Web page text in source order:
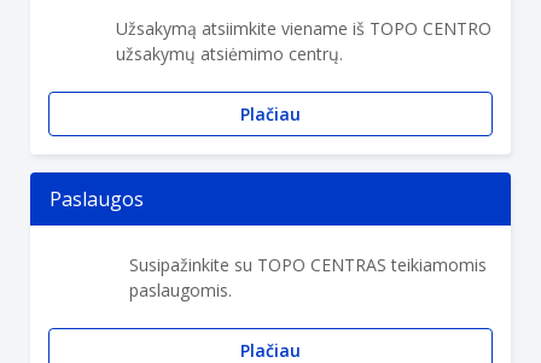
Užsakymą atsiimkite viename iš TOPO CENTRO
užsakymų atsiėmimo centrų.
Plačiau
Paslaugos
Susipažinkite su TOPO CENTRAS teikiamomis
paslaugomis.
Plačiau